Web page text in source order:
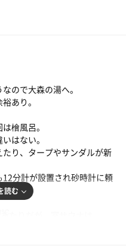
イカ天が食べたくなる。
はないそうだ。
かしてかけ湯を設置。
ールの水風呂も設置してあ
80℃のセッティングでもい
でも自然に冷たい体感
乗り切れる気がしてくる。
日陰のインフィニティで。
してくるが・・・。
フグースは諦めて帰ること
ので大森の湯へ。
あり。
檜風呂。
はない。
り、タープやサンダルが新
分計が設置され砂時計に頼
読む